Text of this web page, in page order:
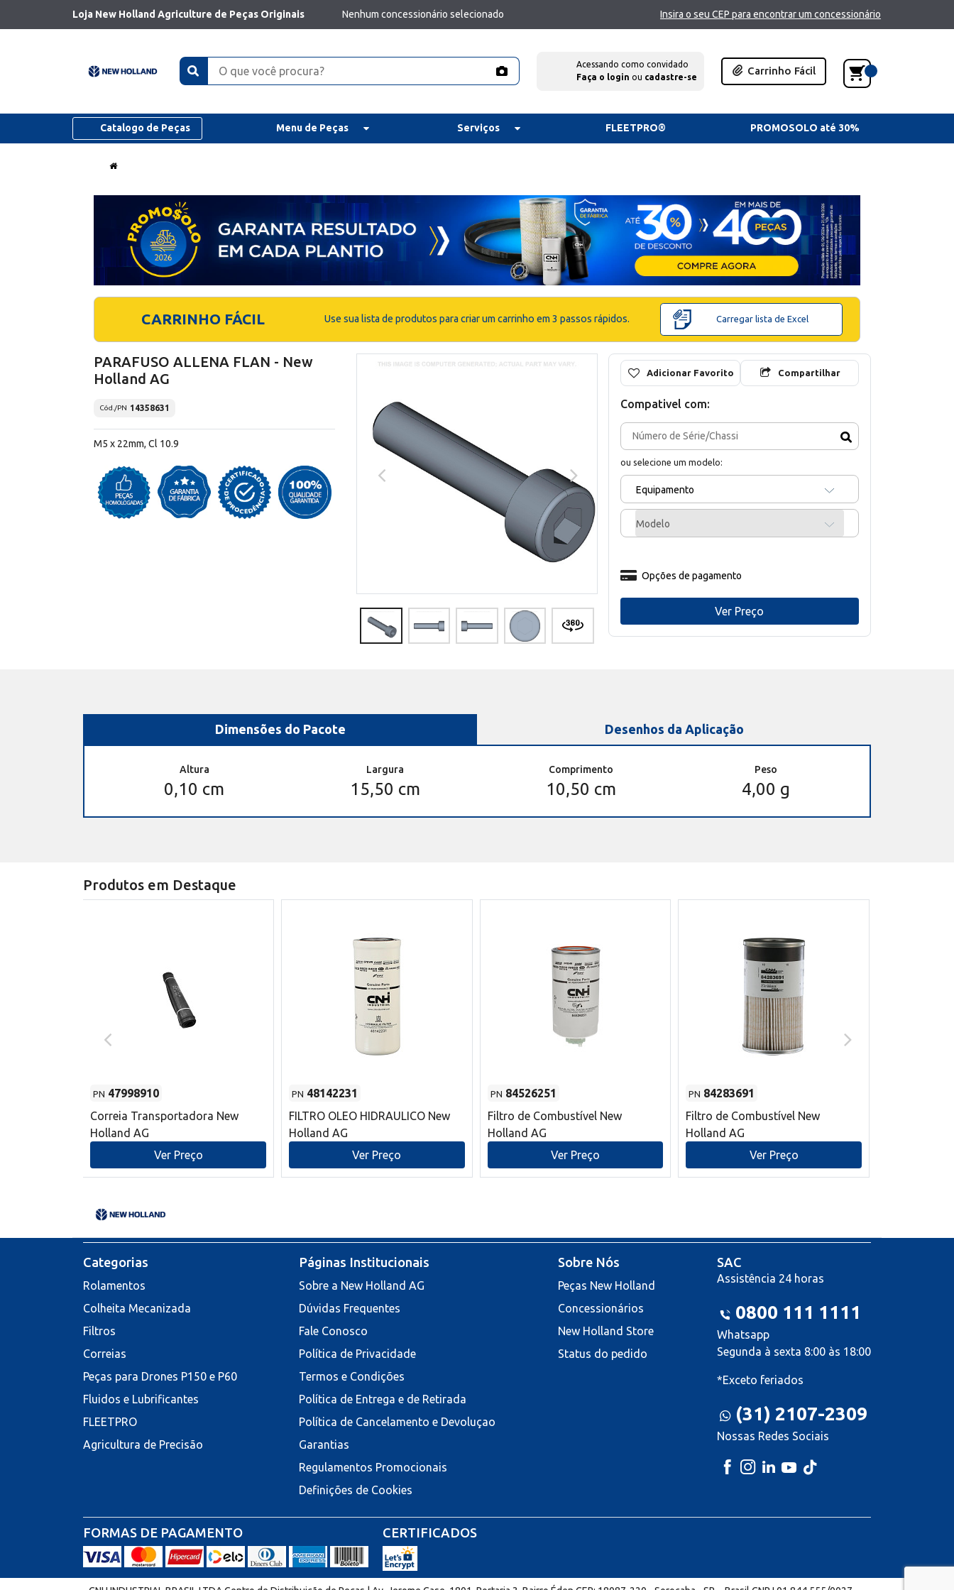
Loja New Holland Agriculture de Peças Originais Nenhum concessionário selecionado Insira o seu CEP para encontrar um concessionário
Acessando como convidado
Faça o login ou cadastre-se
Carrinho Fácil
Catalogo de Peças Menu de Peças Serviços FLEETPRO® PROMOSOLO até 30%
CARRINHO FÁCIL Use sua lista de produtos para criar um carrinho em 3 passos rápidos. Carregar lista de Excel
PARAFUSO ALLENA FLAN - New
Holland AG
Cód./PN 14358631
M5 x 22mm, Cl 10.9
Adicionar Favorito Compartilhar
Compativel com:
ou selecione um modelo:
Equipamento
Modelo
Opções de pagamento
Ver Preço
Dimensões do Pacote Desenhos da Aplicação
Altura
0,10 cm
Largura
15,50 cm
Comprimento
10,50 cm
Peso
4,00 g
Produtos em Destaque
PN 47998910
Correia Transportadora New
Holland AG
Ver Preço
PN 48142231
FILTRO OLEO HIDRAULICO New
Holland AG
Ver Preço
PN 84526251
Filtro de Combustível New
Holland AG
Ver Preço
PN 84283691
Filtro de Combustível New
Holland AG
Ver Preço
Categorias
Rolamentos
Colheita Mecanizada
Filtros
Correias
Peças para Drones P150 e P60
Fluidos e Lubrificantes
FLEETPRO
Agricultura de Precisão
Páginas Institucionais
Sobre a New Holland AG
Dúvidas Frequentes
Fale Conosco
Política de Privacidade
Termos e Condições
Política de Entrega e de Retirada
Política de Cancelamento e Devoluçao
Garantias
Regulamentos Promocionais
Definições de Cookies
Sobre Nós
Peças New Holland
Concessionários
New Holland Store
Status do pedido
SAC
Assistência 24 horas
0800 111 1111
Whatsapp
Segunda à sexta 8:00 às 18:00
*Exceto feriados
(31) 2107-2309
Nossas Redes Sociais
FORMAS DE PAGAMENTO CERTIFICADOS